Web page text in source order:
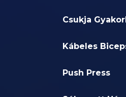
Csukja
Kábeles
Push Press